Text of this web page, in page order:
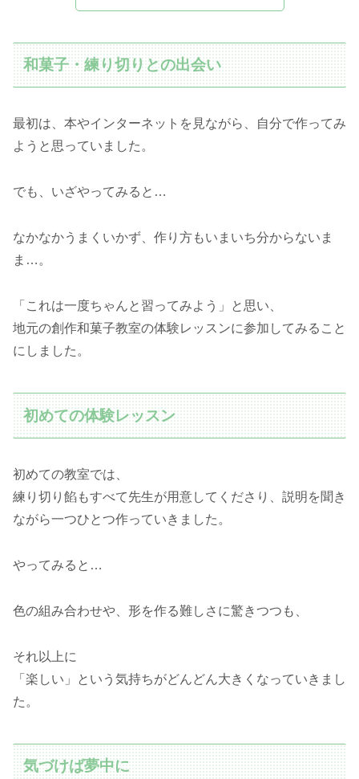
和菓子・練り切りとの出会い
最初は、本やインターネットを見ながら、自分で作ってみ
ようと思っていました。
でも、いざやってみると…
なかなかうまくいかず、作り方もいまいち分からないま
ま…。
「これは一度ちゃんと習ってみよう」と思い、
地元の創作和菓子教室の体験レッスンに参加してみること
にしました。
初めての体験レッスン
初めての教室では、
練り切り餡もすべて先生が用意してくださり、説明を聞き
ながら一つひとつ作っていきました。
やってみると…
色の組み合わせや、形を作る難しさに驚きつつも、
それ以上に
「楽しい」という気持ちがどんどん大きくなっていきまし
た。
気づけば夢中に